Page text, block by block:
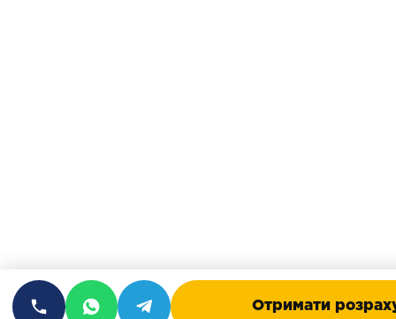
Отримати